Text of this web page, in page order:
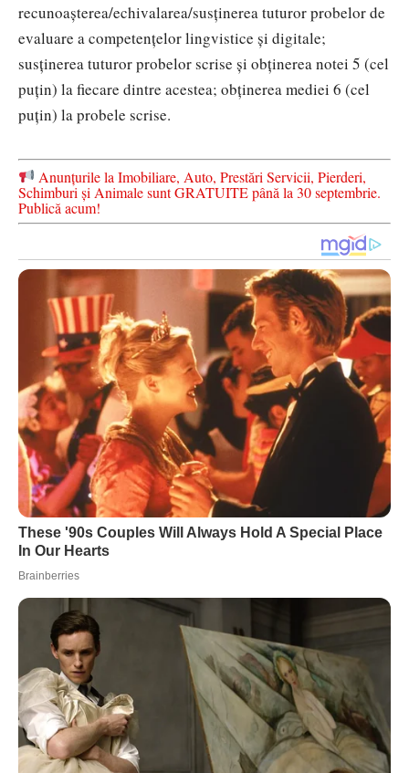
recunoaşterea/echivalarea/susţinerea tuturor probelor de
evaluare a competenţelor lingvistice şi digitale;
susţinerea tuturor probelor scrise şi obţinerea notei 5 (cel
puţin) la fiecare dintre acestea; obţinerea mediei 6 (cel
puţin) la probele scrise.
Anunțurile la Imobiliare, Auto, Prestări Servicii, Pierderi,
Schimburi și Animale sunt GRATUITE până la 30 septembrie.
Publică acum!